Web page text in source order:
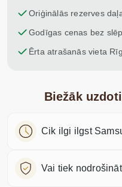
Oriģinālās rezerves
Godīgas cenas bez
Ērta atrašanās vieta
Biežāk
Cik ilgi ilgst
Vai tiek